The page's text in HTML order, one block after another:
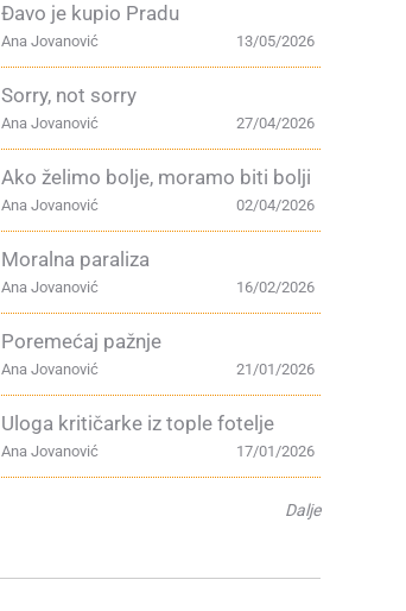
Đavo je kupio Pradu
13/05/2026
Ana Jovanović
Sorry, not sorry
27/04/2026
Ana Jovanović
Ako želimo bolje, moramo biti bolji
02/04/2026
Ana Jovanović
Moralna paraliza
16/02/2026
Ana Jovanović
Poremećaj pažnje
21/01/2026
Ana Jovanović
Uloga kritičarke iz tople fotelje
17/01/2026
Ana Jovanović
Dalje